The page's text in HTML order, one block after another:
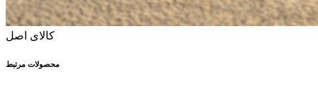
کالای اصل
محصولات مرتبط